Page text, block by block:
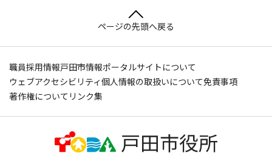
ページの先頭へ戻る
職員採用情報戸田市情報ポータルサイトについて
ウェブアクセシビリティ個人情報の取扱いについて免責事項
著作権について リンク集